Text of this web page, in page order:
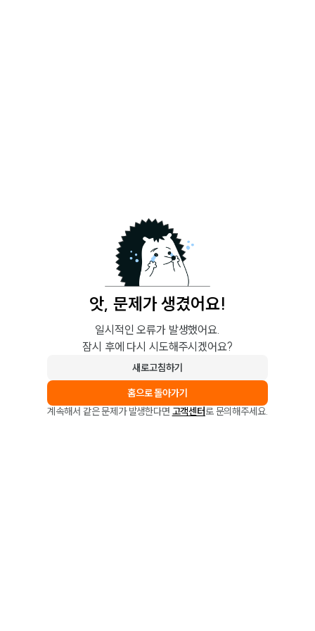
앗, 문제가 생겼어요!
일시적인 오류가 발생했어요.
잠시 후에 다시 시도해주시겠어요?
새로고침하기
홈으로 돌아가기
계속해서 같은 문제가 발생한다면 고객센터로 문의해주세요.